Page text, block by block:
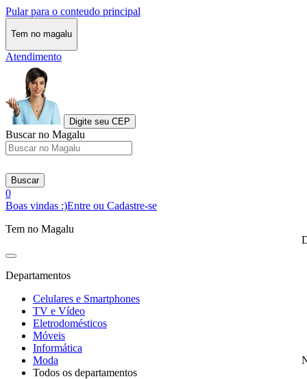
Pular para o conteudo principal
Tem no magalu
Atendimento
Digite seu CEP
Buscar no Magalu
Buscar
0
Boas vindas :)Entre ou Cadastre-se
Tem no Magalu
Departamentos
Celulares e Smartphones
TV e Vídeo
Eletrodomésticos
Móveis
Informática
Moda
Todos os departamentos